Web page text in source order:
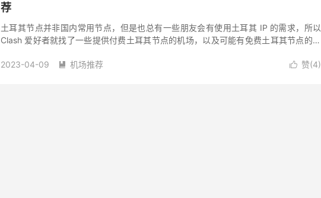
荐
土耳其节点并非国内常用节点，但是也总有一些朋友会有使用土耳其 IP 的需求，所以
Clash 爱好者就找了一些提供付费土耳其节点的机场，以及可能有免费土耳其节点的订
谱，...
 赞(4)
2023-04-09  机场推荐